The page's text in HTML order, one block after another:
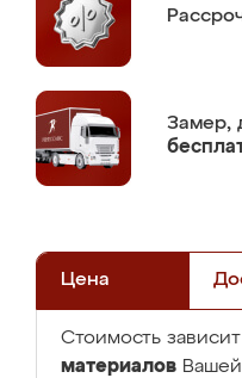
Замер,
Цена
Стоимость
материалов